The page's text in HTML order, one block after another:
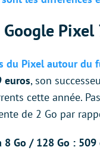
du Pixel autour
euros, son
cette année.
de 2 Go par
8 Go / 128 Go : 509